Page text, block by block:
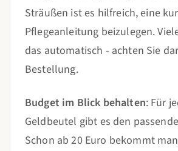
Sträußen ist es hilfreich, eine
Pflegeanleitung beizulegen.
das automatisch - achten Sie
Bestellung.
Budget im Blick behalten: Für
Geldbeutel gibt es den
Schon ab 20 Euro bekommt